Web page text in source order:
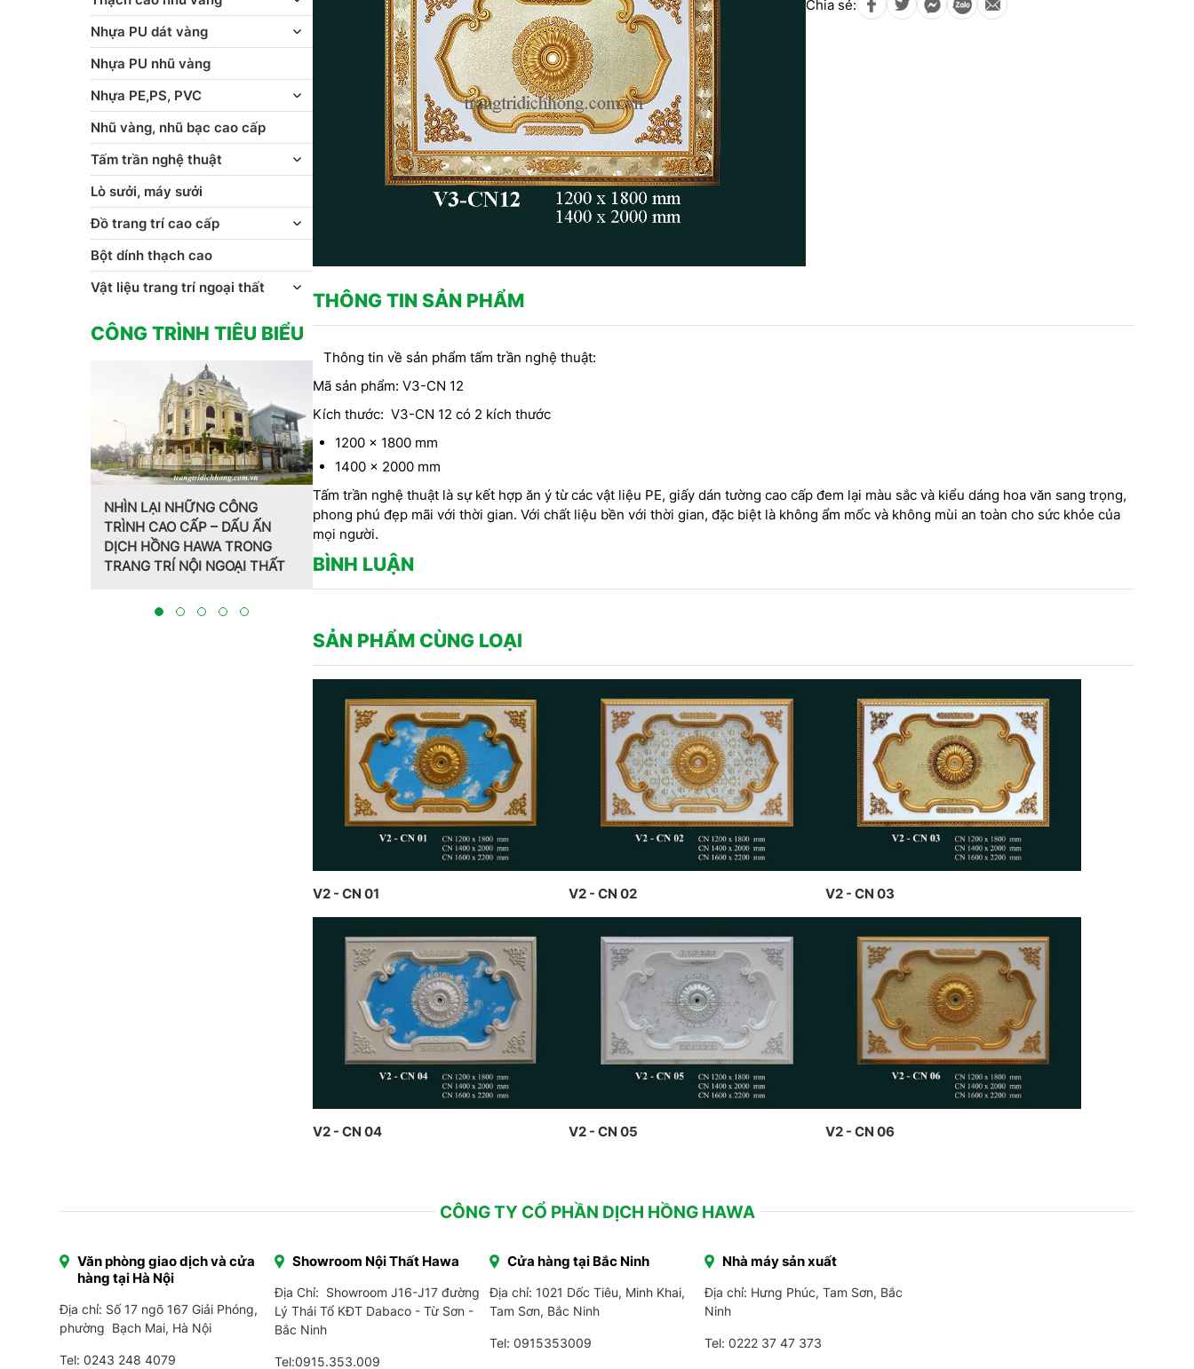
Chia sẻ:
THÔNG TIN SẢN PHẨM
Thông tin về sản phẩm tấm trần nghệ thuật:
Mã sản phẩm: V3-CN 12
Kích thước: V3-CN 12 có 2 kích thước
1200 x 1800 mm
1400 x 2000 mm
Tấm trần nghệ thuật là sự kết hợp ăn ý từ các vật liệu PE, giấy dán tường cao cấp đem lại màu sắc và kiểu dáng hoa văn sang trọng,
phong phú đẹp mãi với thời gian. Với chất liệu bền với thời gian, đặc biệt là không ẩm mốc và không mùi an toàn cho sức khỏe của
mọi người.
BÌNH LUẬN
SẢN PHẨM CÙNG LOẠI
V2 - CN 01 V2 - CN 02 V2 - CN 03
V2 - CN 04 V2 - CN 05 V2 - CN 06
Nhựa PU dát vàng
Nhựa PU nhũ vàng
Nhựa PE,PS, PVC
Nhũ vàng, nhũ bạc cao cấp
Tấm trần nghệ thuật
Lò sưởi, máy sưởi
Đồ trang trí cao cấp
Bột dính thạch cao
Vật liệu trang trí ngoại thất
CÔNG TRÌNH TIÊU BIỂU
Trang trí nội thất theo phong
cách Pháp do CT CP Dịch
Hồng Hawa thiết kế, thi công
MẪU PHÀO CHỈ THẠCH CAO -
HOA VĂN TRANG TRÍ TRẦN DO
CT CP DỊCH HỒNG HAWA
THỰC HIỆN TẠI PENHOUSE
THIẾT KẾ VÀ THI CÔNG THEO
trần nghệ thuật của CT Dịch
NHÌN LẠI NHỮNG CÔNG
CÔNG TY CỔ PHẦN DỊCH HỒNG HAWA
Văn phòng giao dịch và cửa
hàng tại Hà Nội
Địa chỉ: Số 17 ngõ 167 Giải Phóng,
phường Bạch Mai, Hà Nội
Tel: 0243 248 4079
Showroom Nội Thất Hawa
Địa Chỉ: Showroom J16-J17 đường
Lý Thái Tổ KĐT Dabaco - Từ Sơn -
Bắc Ninh
Tel:0915.353.009
Cửa hàng tại Bắc Ninh
Địa chỉ: 1021 Dốc Tiêu, Minh Khai,
Tam Sơn, Bắc Ninh
Tel: 0915353009
Nhà máy sản xuất
Địa chỉ: Hưng Phúc, Tam Sơn, Bắc
Ninh
Tel: 0222 37 47 373